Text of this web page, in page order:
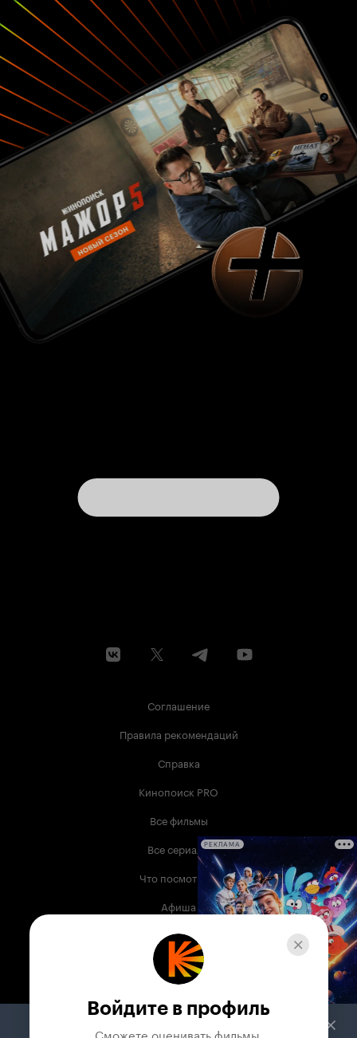
Соглашение
Правила рекомендаций
Справка
Кинопоиск PRO
Все фильмы
Все сериалы
Что посмотреть
Афиша
Музыка
Телепрограмма
Служба поддержки
РЕКЛАМА
Войдите в профиль
Сможете оценивать фильмы,